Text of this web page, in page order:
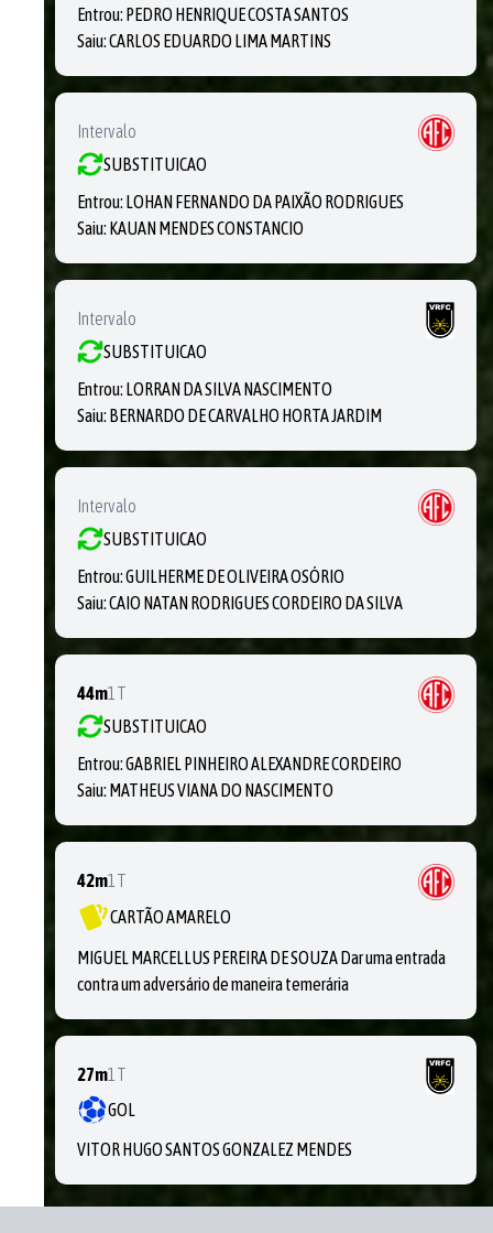
Entrou: PEDRO HENRIQUE COSTA SANTOS
Saiu:CARLOS EDUARDO LIMA MARTINS
Intervalo
SUBSTITUICAO
Entrou: LOHAN FERNANDO DA PAIXÃO RODRIGUES
Saiu: KAUAN MENDES CONSTANCIO
Intervalo
SUBSTITUICAO
Entrou: LORRAN DA SILVA NASCIMENTO
Saiu: BERNARDO DE CARVALHO HORTA JARDIM
Intervalo
SUBSTITUICAO
Entrou:GUILHERME DE OLIVEIRA OSÓRIO
Saiu:CAIO NATAN RODRIGUES CORDEIRO DA SILVA
44m1T
SUBSTITUICAO
Entrou:GABRIEL PINHEIRO ALEXANDRE CORDEIRO
Saiu: MATHEUS VIANA DO NASCIMENTO
42m1T
CARTÃO AMARELO
MIGUEL MARCELLUS PEREIRA DE SOUZA Dar uma entrada
contra um adversário de maneira temerária
27m1T
GOL
VITOR HUGO SANTOS GONZALEZ MENDES